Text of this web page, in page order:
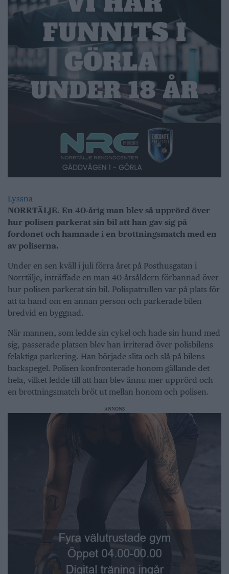
Lyssna
NORRTÄLJE. En 40-årig man blev så upprörd över
hur polisen parkerat sin bil att han gav sig på
fordonet och hamnade i en brottningsmatch med en
av poliserna.
Under en sen kväll i juli förra året på Posthusgatan i
Norrtälje, inträffade en man 40-årsåldern förbannad över
hur polisen parkerat sin bil. Polispatrullen var på plats för
att ta hand om en annan person och parkerade bilen
bredvid en byggnad.
När mannen, som ledde sin cykel och hade sin hund med
sig, passerade platsen blev han irriterad över polisbilens
felaktiga parkering. Han började slita och slå på bilens
backspegel. Polisen konfronterade honom gällande det
hela, vilket ledde till att han blev ännu mer upprörd och
en brottningsmatch bröt ut mellan honom och polisen.
ANNONS